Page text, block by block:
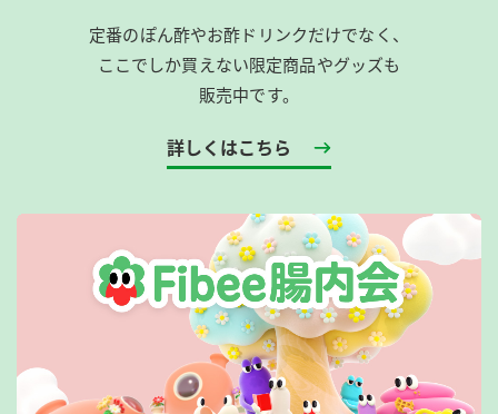
定番のぽん酢やお酢ドリンクだけでなく、
ここでしか買えない限定商品やグッズも
販売中です。
詳しくはこちら